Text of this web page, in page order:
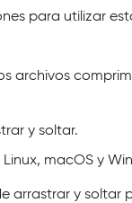
para utilizar
archivos
y soltar.
macOS y
arrastrar y soltar